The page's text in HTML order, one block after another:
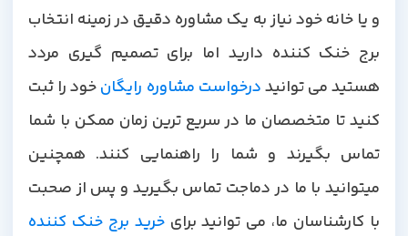
و یا خانه خود نیاز به یک مشاوره دقیق در زمینه انتخاب
برج خنک کننده دارید اما برای تصمیم گیری مردد
هستید می توانیددرخواست مشاوره رایگانخود را ثبت
کنید تا متخصصان ما در سریع ترین زمان ممکن با شما
تماس بگیرند و شما را راهنمایی کنند. همچنین
میتوانید با ما در دماجت تماس بگیرید و پس از صحبت
با کارشناسان ما، می توانید برایخرید برج خنک کننده